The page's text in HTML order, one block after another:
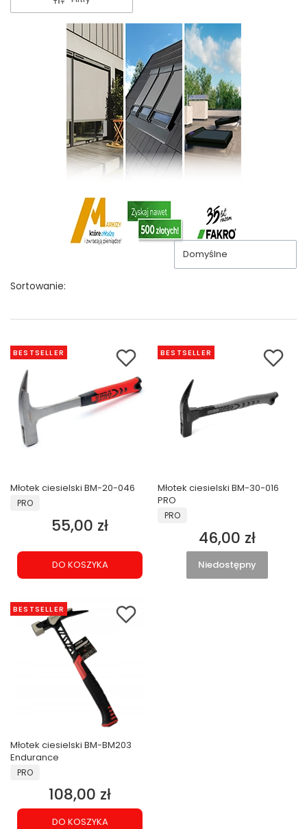
Sortowanie:
Domyślne
BESTSELLER
Młotek ciesielski BM-20-046
PRODUCENT
PRO
Cena
55,00 zł
DO KOSZYKA
BESTSELLER
Młotek ciesielski BM-30-016
PRO
PRODUCENT
PRO
Cena
46,00 zł
Niedostępny
BESTSELLER
Młotek ciesielski BM-BM203
Endurance
PRODUCENT
PRO
Cena
108,00 zł
DO KOSZYKA